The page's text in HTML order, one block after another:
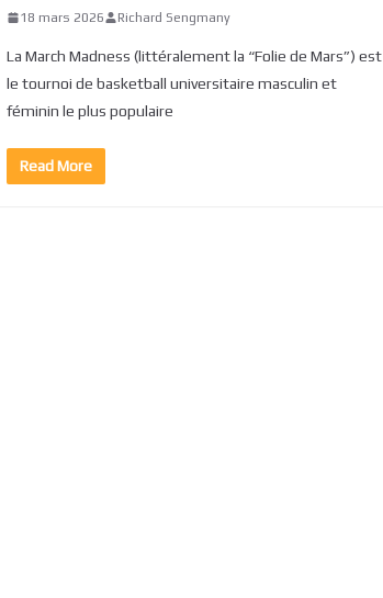
18 mars 2026 Richard Sengmany
La March Madness (littéralement la “Folie de Mars”) est
le tournoi de basketball universitaire masculin et
féminin le plus populaire
Read More